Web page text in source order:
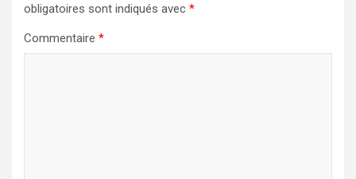
obligatoires sont indiqués avec *
Commentaire *